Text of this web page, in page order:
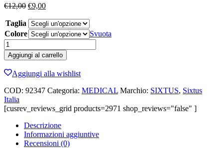
€12,00 Il
originale
era:
€12,00.
€9,00Il
attuale
è:
€9,00.
Taglia
Colore
Svuota
SIXTUS
STRAPPAL
5
CM
quantità
Aggiungi al carrello
Aggiungi alla wishlist
COD: 92347 Categoria: MEDICAL Marchio: SIXTUS, Sixtus
Italia
[cusrev_reviews_grid products=2971 shop_reviews="false" ]
Descrizione
Informazioni aggiuntive
Recensioni (0)